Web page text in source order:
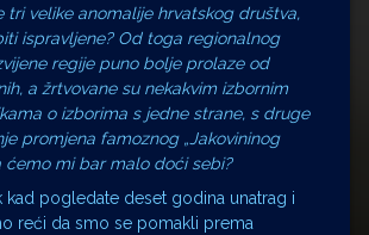
tri velike anomalije hrvatskog društva,
ispravljene? Od toga regionalnog
regije puno bolje prolaze od
a žrtvovane su nekakvim izbornim
o izborima s jedne strane, s druge
promjena famoznog „Jakovininog
ćemo mi bar malo doći sebi?
kad pogledate deset godina unatrag i
reći da smo se pomakli prema